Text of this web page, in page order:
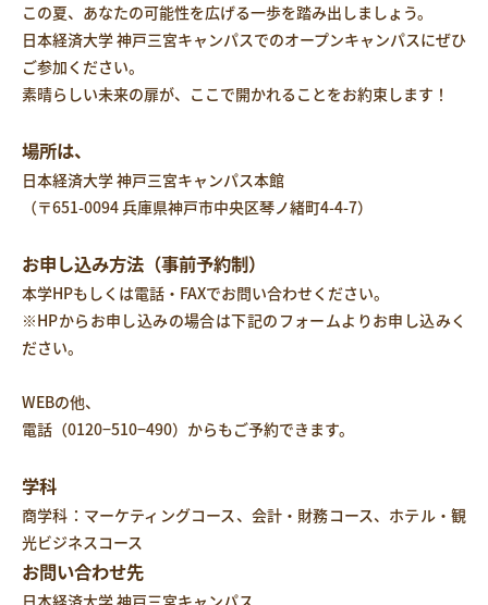
この夏、あなたの可能性を広げる一歩を踏み出しましょう。
日本経済大学 神戸三宮キャンパスでのオープンキャンパスにぜひ
ご参加ください。
素晴らしい未来の扉が、ここで開かれることをお約束します！
場所は、
日本経済大学 神戸三宮キャンパス本館
（〒651-0094 兵庫県神戸市中央区琴ノ緒町4-4-7）
お申し込み方法（事前予約制）
本学HPもしくは電話・FAXでお問い合わせください。
※HPからお申し込みの場合は下記のフォームよりお申し込みく
ださい。
WEBの他、
電話（0120−510−490）からもご予約できます。
学科
商学科：マーケティングコース、会計・財務コース、ホテル・観
光ビジネスコース
お問い合わせ先
日本経済大学 神戸三宮キャンパス